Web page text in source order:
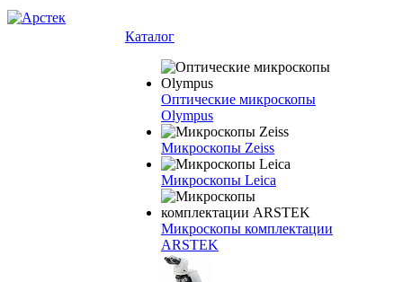
Каталог
Оптические микроскопы
Olympus
Микроскопы Zeiss
Микроскопы Leica
Микроскопы комплектации
ARSTEK